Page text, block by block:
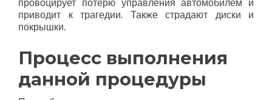
приводит к трагедии. Также страдают диски и
покрышки.
Процесс выполнения
данной процедуры